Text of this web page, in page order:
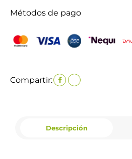
Métodos de pago
Compartir:
Descripción